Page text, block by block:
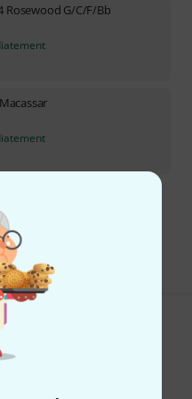
Rosewood G/C/F/Bb
de 69 €
TVA comprise
vous voyez ?